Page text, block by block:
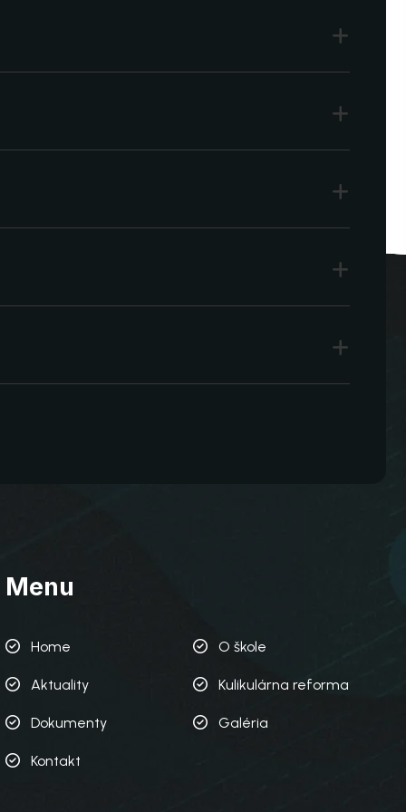
Menu
Home O škole
Aktuality Kulikulárna reforma
Dokumenty Galéria
Kontakt